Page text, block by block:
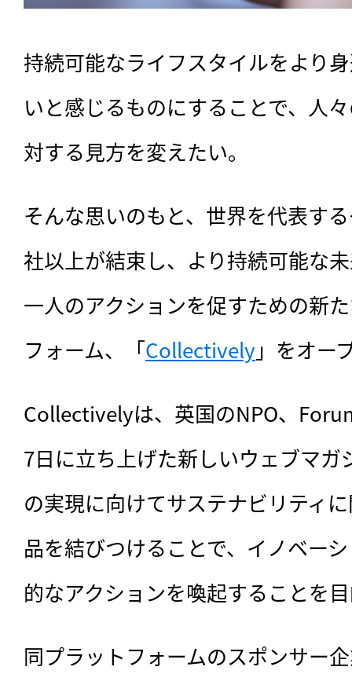
持続可能なライフスタイルをより
いと感じるものにすることで、人
対する見方を変えたい。
そんな思いのもと、世界を代表す
社以上が結束し、より持続可能な
一人のアクションを促すための新
フォーム、「Collectively 」をオー
Collectivelyは、英国のNPO、
7日に立ち上げた新しいウェブマガ
の実現に向けてサステナビリティ
品を結びつけることで、イノベー
的なアクションを喚起することを
同プラットフォームのスポンサー